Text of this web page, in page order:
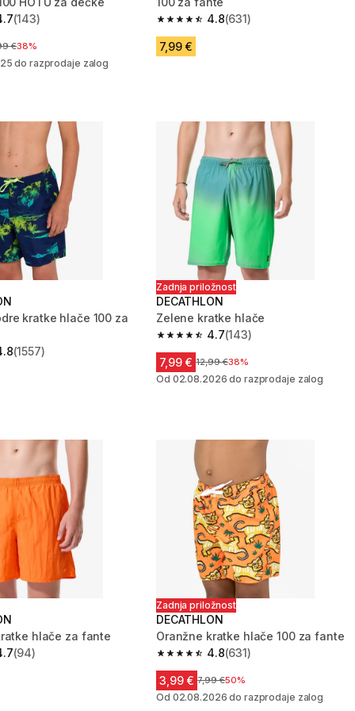
from 143 ocene
(143)
pred znižanjem
€38%
do razprodaje zalog
4.8
4.8 od 5 zvezdic from 631 ocene
(631)
7,99 €
kratke hlače 100 za
from 1557 ocene
(1557)
Zadnja priložnost
DECATHLON
Zelene kratke hlače
4.7
4.7 od 5 zvezdic from 143 ocene
(143)
7,99 € Cena pred znižanjem
12,99 €38%
Od 02.08.2026 do razprodaje zalog
hlače za fante
from 94 ocene
(94)
Zadnja priložnost
DECATHLON
Oranžne kratke hlače 100 za fante
4.8
4.8 od 5 zvezdic from 631 ocene
(631)
3,99 € Cena pred znižanjem
7,99 €50%
Od 02.08.2026 do razprodaje zalog